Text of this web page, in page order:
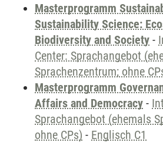
Masterprogramm
Sustainability Science:
Biodiversity and Society -
Center: Sprachangebot
Sprachenzentrum; ohne
Masterprogramm
Affairs and Democracy -
Sprachangebot (ehemals
ohne CPs) - Englisch C1